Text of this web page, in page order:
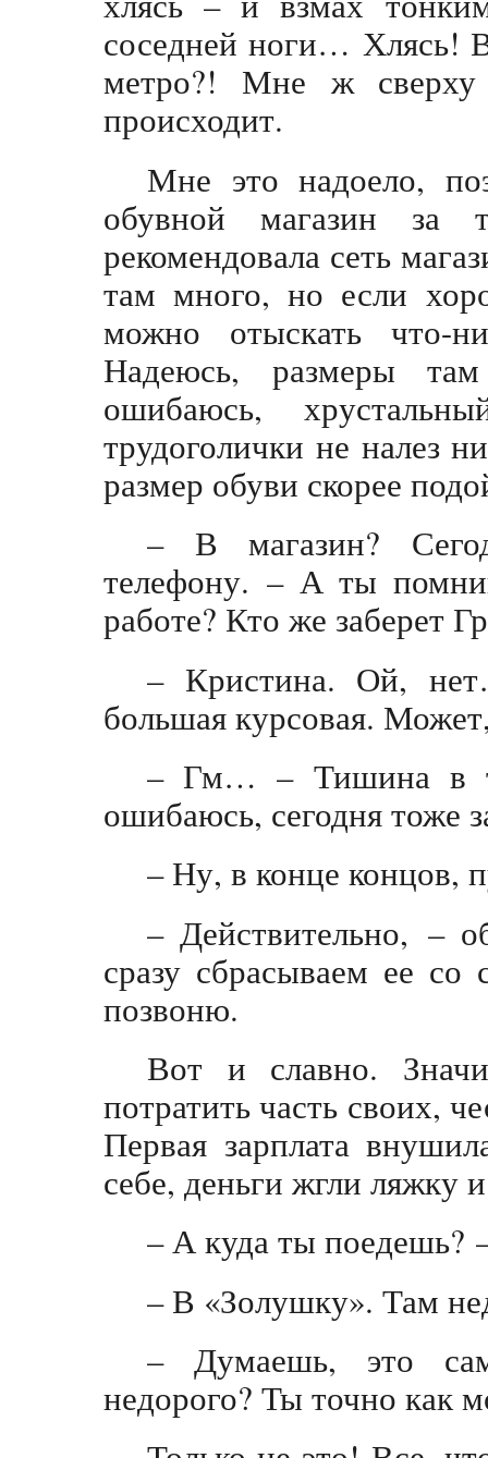
соседней ноги… Хлясь!
метро?! Мне ж
происходит.
Мне это надоело,
обувной магазин за
рекомендовала сеть
там много, но если
можно отыскать что-
Надеюсь, размеры
ошибаюсь,
трудоголички не налез
размер обуви скорее
– В магазин?
телефону. – А ты
работе? Кто же заберет
– Кристина. Ой,
большая курсовая.
– Гм… – Тишина в
ошибаюсь, сегодня тоже
– Ну, в конце концов,
– Действительно, –
сразу сбрасываем ее
позвоню.
Вот и славно.
потратить часть своих,
Первая зарплата
себе, деньги жгли ляжку
– А куда ты поедешь?
– В «Золушку». Там
– Думаешь, это
недорого? Ты точно как